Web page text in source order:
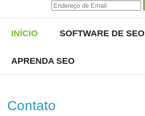
INÍCIO SOFTWARE DE SEO
APRENDA SEO
Contato